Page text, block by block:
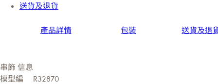
送貨及退貨
產品詳情 包裝 送貨及退
串飾 信息
模型編
R32870